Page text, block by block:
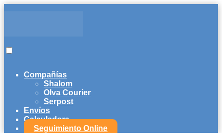
Compañías
Shalom
Olva Courier
Serpost
Envíos
Calculadora
Seguimiento Online